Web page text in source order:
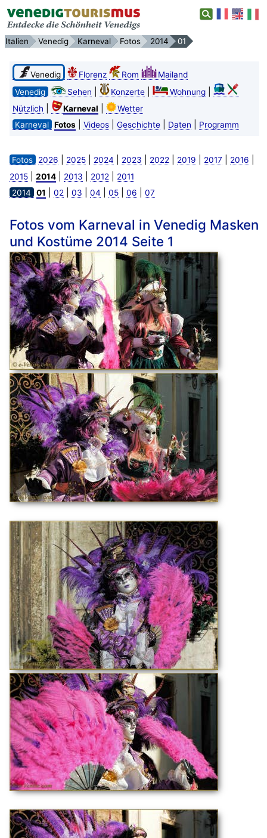
Italien Venedig Karneval Fotos 2014 01
Venedig Florenz Rom
Mailand
Venedig
Sehen Konzerte| Wohnung|
Nützlich Karneval
Wetter
Karneval Fotos| Videos| Geschichte| Daten Programm
Fotos 2026 2025| 2024 2023 2022 2019 2017 2016
2015| 2014| 2013 2012
2011
2014
01 02 03 04 05| 06 07
Fotos vom Karneval in Venedig Masken
und Kostüme 2014 Seite 1